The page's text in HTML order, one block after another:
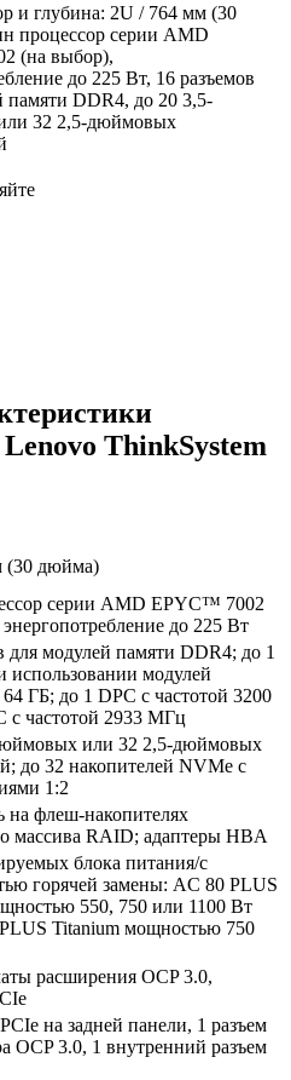
и глубина: 2U / 764 мм (30
процессор серии AMD
(на выбор),
до 225 Вт, 16 разъемов
памяти DDR4, до 20 3,5-
32 2,5-дюймовых
Lenovo ThinkSystem
(30 дюйма)
серии AMD EPYC™ 7002
до 225 Вт
для модулей памяти DDR4; до 1
модулей
ГБ; до 1 DPC с частотой 3200
с частотой 2933 МГц
или 32 2,5-дюймовых
до 32 накопителей NVMe с
1:2
на флеш-накопителях
массива RAID; адаптеры HBA
блока питания/с
горячей замены: AC 80 PLUS
550, 750 или 1100 Вт
Titanium мощностью 750
расширения OCP 3.0,
на задней панели, 1 разъем
OCP 3.0, 1 внутренний разъем